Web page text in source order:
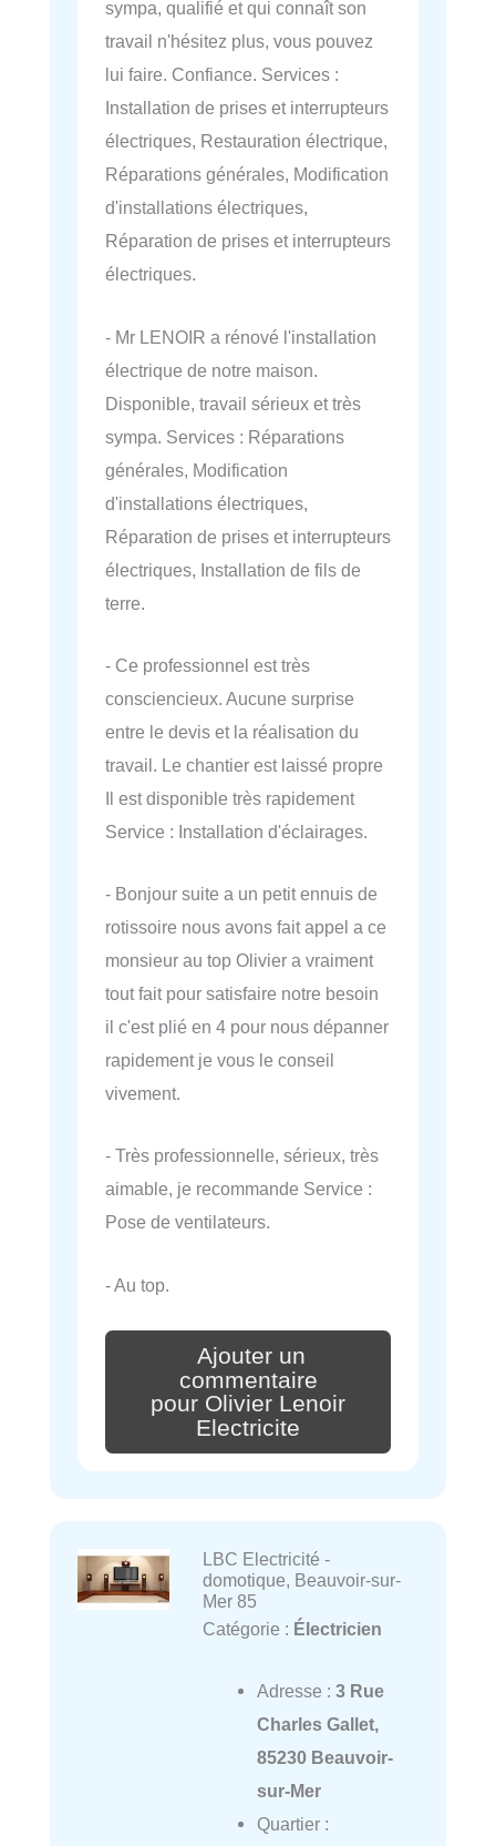
sympa, qualifié et qui connaît son
travail n'hésitez plus, vous pouvez
lui faire. Confiance. Services :
Installation de prises et interrupteurs
électriques, Restauration électrique,
Réparations générales, Modification
d'installations électriques,
Réparation de prises et interrupteurs
électriques.
- Mr LENOIR a rénové l'installation
électrique de notre maison.
Disponible, travail sérieux et très
sympa. Services : Réparations
générales, Modification
d'installations électriques,
Réparation de prises et interrupteurs
électriques, Installation de fils de
terre.
- Ce professionnel est très
consciencieux. Aucune surprise
entre le devis et la réalisation du
travail. Le chantier est laissé propre
Il est disponible très rapidement
Service : Installation d'éclairages.
- Bonjour suite a un petit ennuis de
rotissoire nous avons fait appel a ce
monsieur au top Olivier a vraiment
tout fait pour satisfaire notre besoin
il c'est plié en 4 pour nous dépanner
rapidement je vous le conseil
vivement.
- Très professionnelle, sérieux, très
aimable, je recommande Service :
Pose de ventilateurs.
- Au top.
Ajouter un
commentaire
pour Olivier Lenoir
Electricite
LBC Electricité -
domotique, Beauvoir-sur-
Mer 85
Catégorie : Électricien
Adresse : 3 Rue
Charles Gallet,
85230 Beauvoir-
sur-Mer
Quartier :